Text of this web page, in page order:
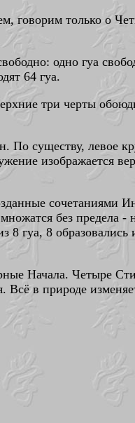
говорим только о
одно гуа
64 гуа.
три черты
По существу, левое
изображается
сочетаниями
без предела -
8 гуа, 8 образовались
Начала. Четыре
Всё в природе